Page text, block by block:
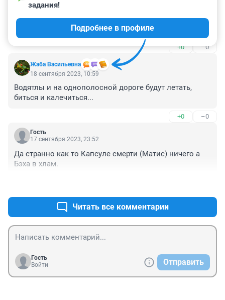
Оооо! Матизеныш то крепенький. А то все капсула
смерти, капсула смерти. Что все его только поливают.
В городе полно малолитражек-малышей других
производителей. Модные сейчас кузов-кубик с
аэродинамикой кирпича. А Матиз более-менее
обтекаемый, разработка Джуджаро.
+0 –0
Жаба Васильевна
задания!
Подробнее в профиле
18 сентября 2023, 10:59
Водятлы и на однополосной дороге будут летать,
биться и калечиться...
+0 –0
Гость
17 сентября 2023, 23:52
Да странно как то Капсуле смерти (Матис) ничего а
Бэха в хлам.
Читать все комментарии
Гость
Войти
Отправить